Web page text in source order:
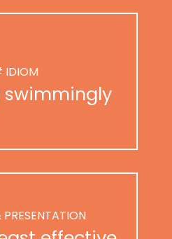
IDIOM
swimmingly